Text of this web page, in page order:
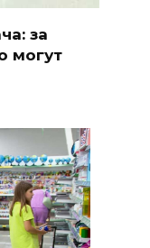
за
могут